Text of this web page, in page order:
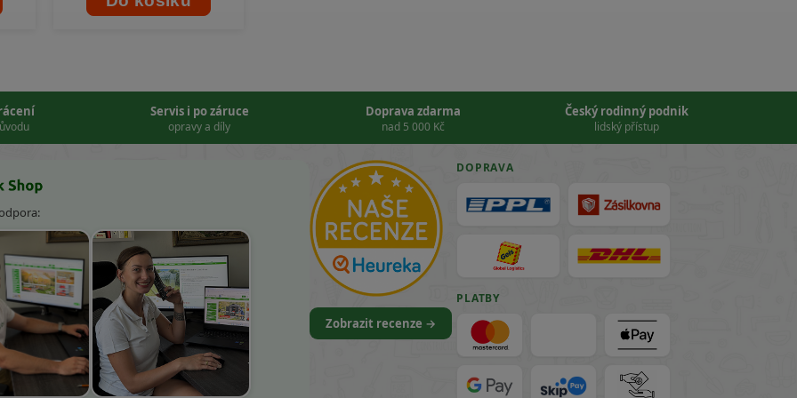
Servis i po záruce
opravy a díly
Doprava zdarma
nad 5 000 Kč
Český rodinný podnik
lidský přístup
Zobrazit recenze →
DOPRAVA
PLATBY